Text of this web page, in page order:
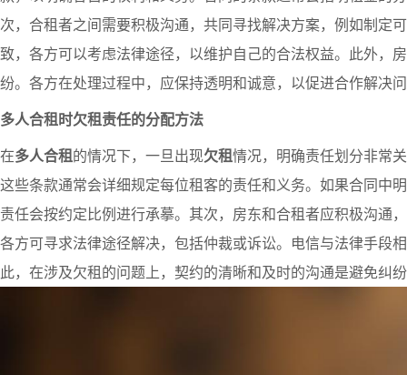
次，合租者之间需要积极沟通，共同寻找解决方案，例如制定
致，各方可以考虑法律途径，以维护自己的合法权益。此外，
纷。各方在处理过程中，应保持透明和诚意，以促进合作解决
多人合租时欠租责任的分配方法
在多人合租的情况下，一旦出现欠租情况，明确责任划分非常
这些条款通常会详细规定每位租客的责任和义务。如果合同中
责任会按约定比例进行承摹。其次，房东和合租者应积极沟通
各方可寻求法律途径解决，包括仲裁或诉讼。电信与法律手段
此，在涉及欠租的问题上，契约的清晰和及时的沟通是避免纠